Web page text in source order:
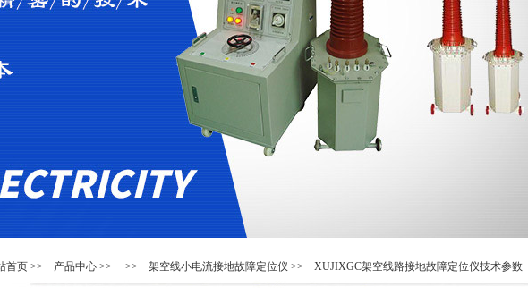
首页 >> 产品中心 >> >> 架空线小电流接地故障定位仪 >> XUJIXGC架空线路接地故障定位仪技术参数